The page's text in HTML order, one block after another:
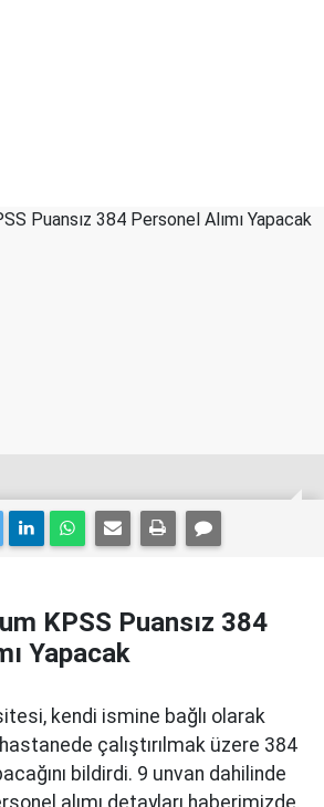
KPSS Puansız 384
Yapacak
kendi ismine bağlı olarak
çalıştırılmak üzere 384
bildirdi. 9 unvan dahilinde
alımı detayları haberimizde.